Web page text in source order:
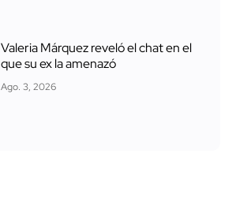
Valeria Márquez reveló el chat en el
que su ex la amenazó
Ago. 3, 2026